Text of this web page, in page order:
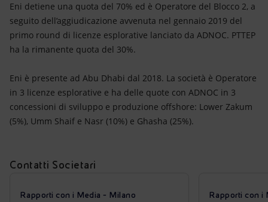
Eni detiene una quota del 70% ed è Operatore del Blocco 2, a
seguito dell’aggiudicazione avvenuta nel gennaio 2019 del
primo round di licenze esplorative lanciato da ADNOC. PTTEP
ha la rimanente quota del 30%.
Eni è presente ad Abu Dhabi dal 2018. La società è Operatore
in 3 licenze esplorative e ha delle quote con ADNOC in 3
concessioni di sviluppo e produzione offshore: Lower Zakum
(5%), Umm Shaif e Nasr (10%) e Ghasha (25%).
Contatti Societari
Rapporti con i Media - Milano Rapporti con i